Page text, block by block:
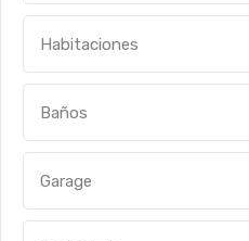
Habitaciones
Baños
Garage